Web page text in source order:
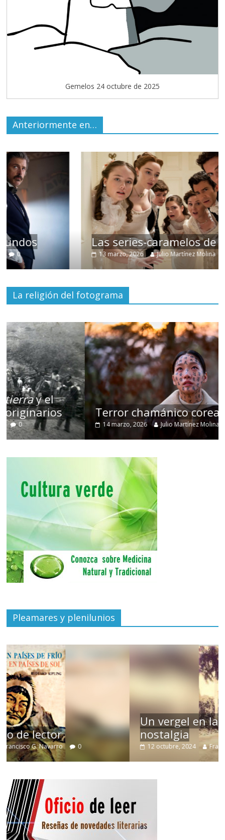
Gemelos 24 octubre de 2025
Anteriormente en…
Las series-caramelos de Shondaland
13 marzo, 2026 Julio Martínez Molina 0
La religión del fotograma
Terror chamánico coreano
14 marzo, 2026 Julio Martínez Molina 0
Pleamares y plenilunios
Un vergel en las nieblas de la
nostalgia
12 octubre, 2024 Francisco G. Navarro 0